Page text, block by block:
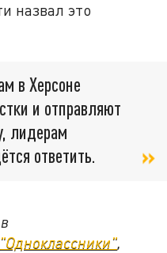
назвал это
в Херсоне
и отправляют
лидерам
ответить.
"Одноклассники",